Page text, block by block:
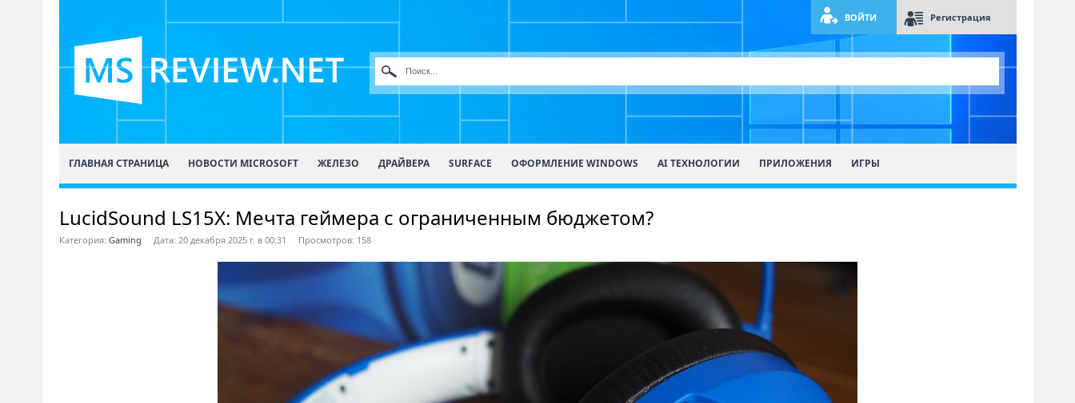
ВОЙТИ Регистрация
ГЛАВНАЯ СТРАНИЦА НОВОСТИ MICROSOFT ЖЕЛЕЗО ДРАЙВЕРА SURFACE ОФОРМЛЕНИЕ WINDOWS AI ТЕХНОЛОГИИ ПРИЛОЖЕНИЯ ИГРЫ
LucidSound LS15X: Мечта геймера с ограниченным бюджетом?
Категория: Gaming Дата: 20 декабря 2025 г. в 00:31 Просмотров: 158